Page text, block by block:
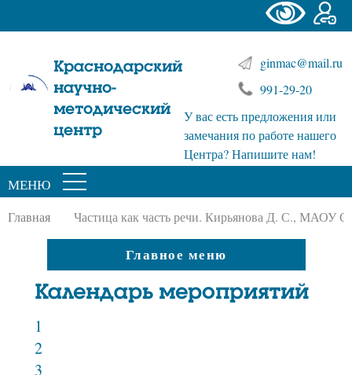
Краснодарский
научно-
методический
центр
ginmac@mail.ru
991-29-20
У вас есть предложения или
замечания по работе нашего
Центра? Напишите нам!
МЕНЮ
Главная Частица как часть речи. Кирьянова Д. С.,
Главное меню
Календарь мероприятий
1
2
3